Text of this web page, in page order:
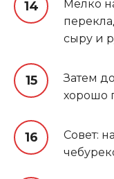
Мелко
сыру и
Затем
хорошо
Совет: